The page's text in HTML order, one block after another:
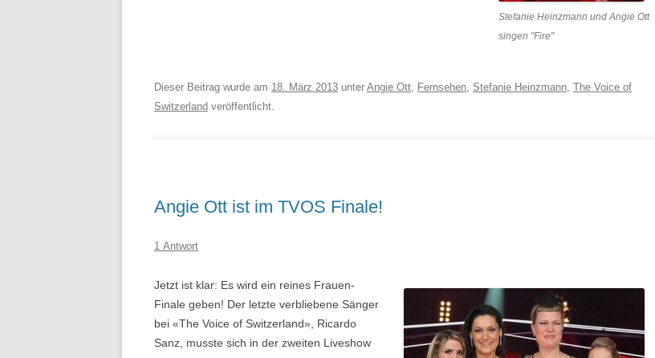
Stefanie Heinzmann und Angie Ott
singen "Fire"
Dieser Beitrag wurde am 18. März 2013 unter Angie Ott, Fernsehen, Stefanie Heinzmann, The Voice of
Switzerland veröffentlicht.
Angie Ott ist im TVOS Finale!
1 Antwort
Jetzt ist klar: Es wird ein reines Frauen-
Finale geben! Der letzte verbliebene Sänger
bei «The Voice of Switzerland», Ricardo
Sanz, musste sich in der zweiten Liveshow